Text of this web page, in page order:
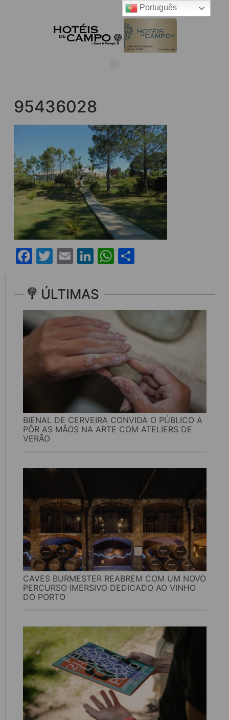
95436028
Facebook
Twitter
EmailLinkedIn
WhatsApp
ÚLTIMAS
BIENAL DE CERVEIRA CONVIDA O PÚBLICO A
PÔR AS MÃOS NA ARTE COM ATELIERS DE
VERÃO
CAVES BURMESTER REABREM COM UM NOVO
PERCURSO IMERSIVO DEDICADO AO VINHO
DO PORTO
Português